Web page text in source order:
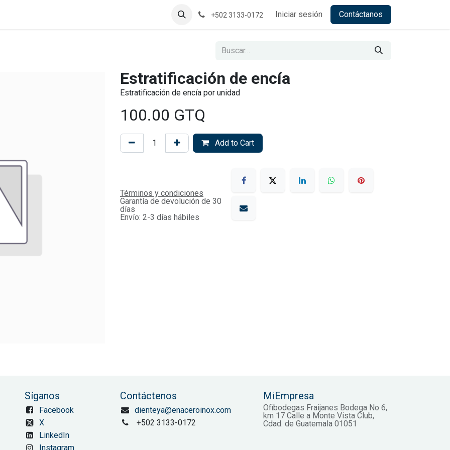
+502 3133-0172 Iniciar sesión Contáctanos
Estratificación de encía
Estratificación de encía por unidad
100.00 GTQ
Add to Cart
Términos y condiciones
Garantía de devolución de 30
días
Envío: 2-3 días hábiles
Síganos
Facebook
X
LinkedIn
Instagram
Contáctenos
dienteya@enaceroinox.com
+502 3133-0172
MiEmpresa
Ofibodegas Fraijanes Bodega No 6,
km 17 Calle a Monte Vista Club,
Cdad. de Guatemala 01051